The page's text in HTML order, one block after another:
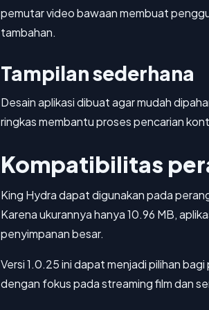
pemutar video bawaan membuat
tambahan.
Tampilan sederhana
Desain aplikasi dibuat agar mudah
ringkas membantu proses pencarian
Kompatibilitas
King Hydra dapat digunakan pada
Karena ukurannya hanya 10.96 MB,
penyimpanan besar.
Versi 1.0.25 ini dapat menjadi pilihan
dengan fokus pada streaming film dan